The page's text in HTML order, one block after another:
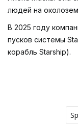
людей на
В 2025 году
пусков системы
корабль Starship).